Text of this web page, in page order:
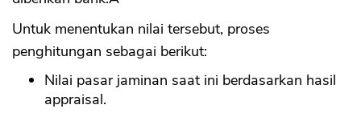
Untuk menentukan nilai tersebut, proses
penghitungan sebagai berikut:
Nilai pasar jaminan saat ini berdasarkan hasil
appraisal.